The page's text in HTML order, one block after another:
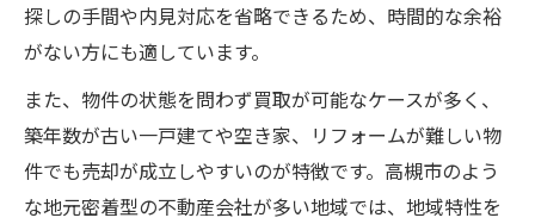
買取を選ぶなら知っておきたい不動産売却の流
れ
不動産売却を買取で進める際の全体像
高槻市での買取売却プロセスを徹底解説
買取による不動産売却の具体的なステップ
査定から契約までの不動産売却の流れ
探しの手間や内見対応を省略できるため、時間的な余裕
がない方にも適しています。
また、物件の状態を問わず買取が可能なケースが多く、
築年数が古い一戸建てや空き家、リフォームが難しい物
件でも売却が成立しやすいのが特徴です。高槻市のよう
な地元密着型の不動産会社が多い地域では、地域特性を